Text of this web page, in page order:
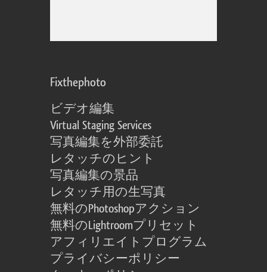
Fixthephoto
ビデオ編集
Virtual Staging Services
写真編集を外部委託
レタッチのヒント
写真編集の景品
レタッチ用の生写真
無料のPhotoshopアクション
無料のLightroomプリセット
アフィリエイトプログラム
プライバシーポリシー